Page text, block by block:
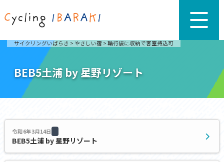
サイクリングいばらき > やさしい宿 > 輪行袋に収納で客室持込可
BEB5土浦 by 星野リゾート
令和6年3月14日
BEB5土浦 by 星野リゾート